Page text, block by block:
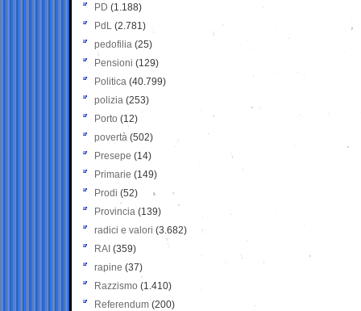
PD (1.188)
PdL (2.781)
pedofilia (25)
Pensioni (129)
Politica (40.799)
polizia (253)
Porto (12)
povertà (502)
Presepe (14)
Primarie (149)
Prodi (52)
Provincia (139)
radici e valori (3.682)
RAI (359)
rapine (37)
Razzismo (1.410)
Referendum (200)